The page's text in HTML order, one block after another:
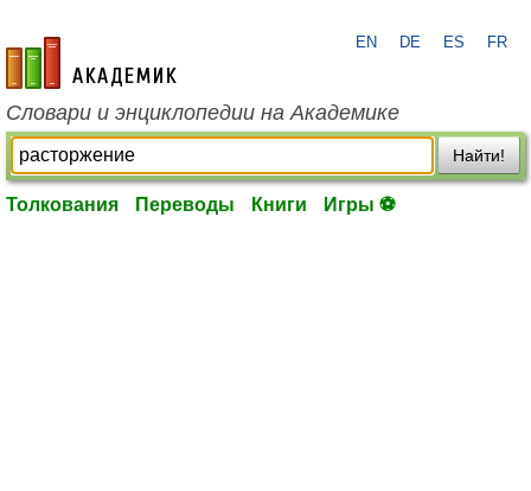
academic.ru
EN DE ES FR
Словари и энциклопедии на Академике
Найти!
Толкования Переводы Книги Игры ⚽